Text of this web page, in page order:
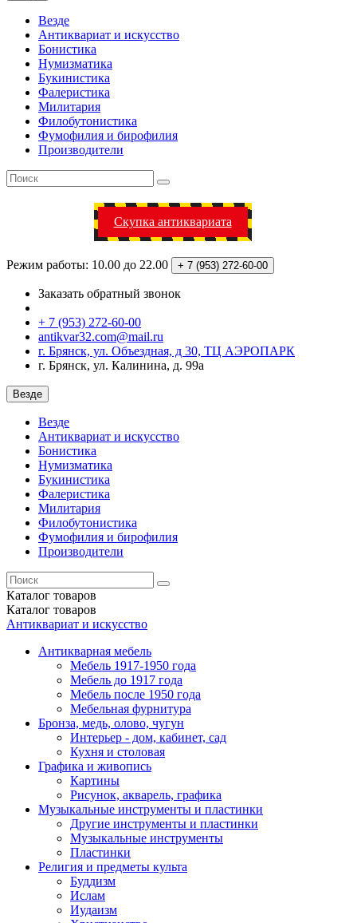
Везде
Антиквариат и искусство
Бонистика
Нумизматика
Букинистика
Фалеристика
Милитария
Филобутонистика
Фумофилия и бирофилия
Производители
Скупка антиквариата
Режим работы: 10.00 до 22.00 + 7 (953) 272-60-00
Заказать обратный звонок
+ 7 (953) 272-60-00
antikvar32.com@mail.ru
г. Брянск, ул. Объездная, д 30, ТЦ АЭРОПАРК
г. Брянск, ул. Калинина, д. 99а
Везде
Везде
Антиквариат и искусство
Бонистика
Нумизматика
Букинистика
Фалеристика
Милитария
Филобутонистика
Фумофилия и бирофилия
Производители
Каталог товаров
Каталог товаров
Антиквариат и искусство
Антикварная мебель
Мебель 1917-1950 года
Мебель до 1917 года
Мебель после 1950 года
Мебельная фурнитура
Бронза, медь, олово, чугун
Интерьер - дом, кабинет, сад
Кухня и столовая
Графика и живопись
Картины
Рисунок, акварель, графика
Музыкальные инструменты и пластинки
Другие инструменты и пластинки
Музыкальные инструменты
Пластинки
Религия и предметы культа
Буддизм
Ислам
Иудаизм